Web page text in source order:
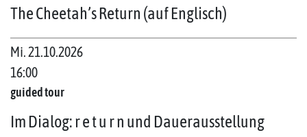
The Cheetah’s Return (auf Englisch)
Mi. 21.10.2026
16:00
guided tour
Im Dialog: r e t u r n und Dauerausstellung